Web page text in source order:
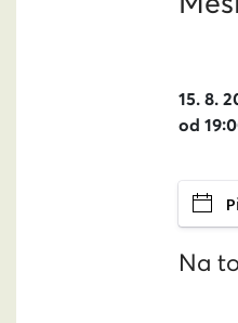
15. 8.
od
Na